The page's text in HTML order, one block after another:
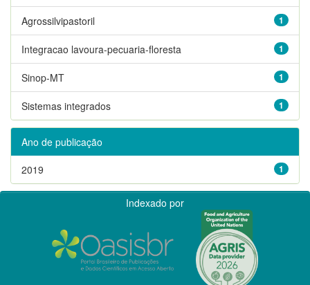
1
Agrossilvipastoril
1
Integracao lavoura-pecuaria-floresta
1
Sinop-MT
1
Sistemas integrados
Ano de publicação
1
2019
Indexado por